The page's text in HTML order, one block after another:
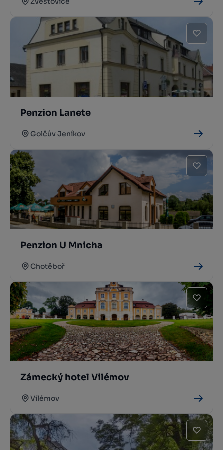
Penzion Lanete
Golčův Jeníkov
Penzion U Mnicha
Chotěboř
Zámecký hotel Vilémov
Vilémov